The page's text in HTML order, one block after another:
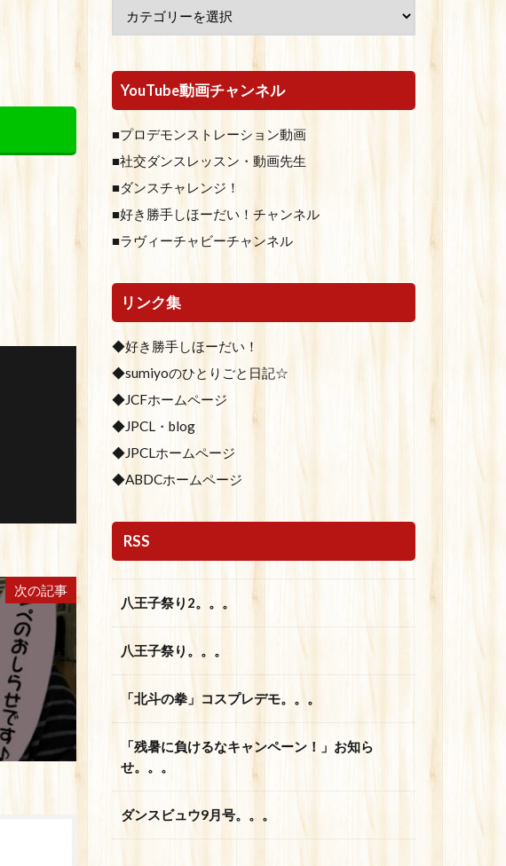
次の記事
YouTube動画チャンネル
■プロデモンストレーション動画
■社交ダンスレッスン・動画先生
■ダンスチャレンジ！
■好き勝手しほーだい！チャンネル
■ラヴィーチャビーチャンネル
リンク集
◆好き勝手しほーだい！
◆sumiyoのひとりごと日記☆
◆JCFホームページ
◆JPCL・blog
◆JPCLホームページ
◆ABDCホームページ
RSS
八王子祭り2。。。
八王子祭り。。。
「北斗の拳」コスプレデモ。。。
「残暑に負けるなキャンペーン！」お知ら
せ。。。
ダンスビュウ9月号。。。